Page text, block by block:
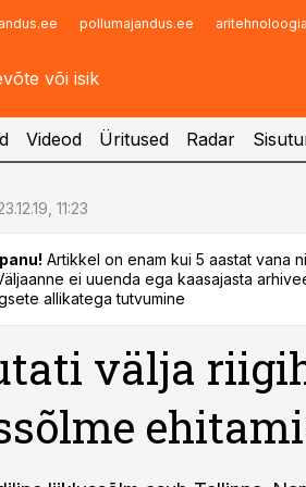
pollumajandus.ee
Infopank
Videod Üritused Radar
11:23
Artikkel on enam kui 5 aastat vana
ei uuenda ega kaasajasta
allikatega tutvumine
välja